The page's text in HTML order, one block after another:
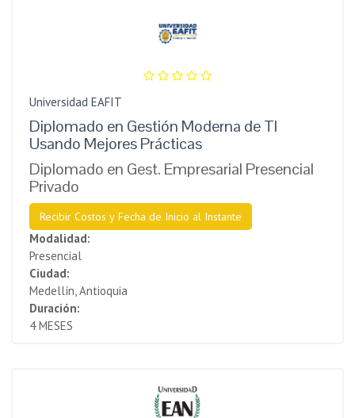
Universidad EAFIT
Diplomado en Gestión Moderna de TI
Usando Mejores Prácticas
Diplomado en Gest. Empresarial Presencial
Privado
Recibir Costos y Fecha de Inicio al Instante
Modalidad:
Presencial
Ciudad:
Medellín, Antioquia
Duración:
4 MESES